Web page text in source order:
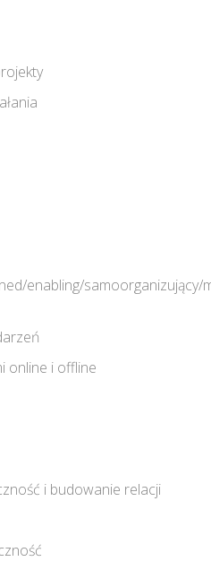
enabling/samoorganizujący/
online i offline
i budowanie relacji